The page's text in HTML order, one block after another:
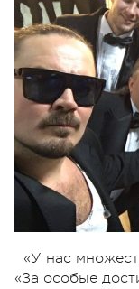
«У нас
«За особые